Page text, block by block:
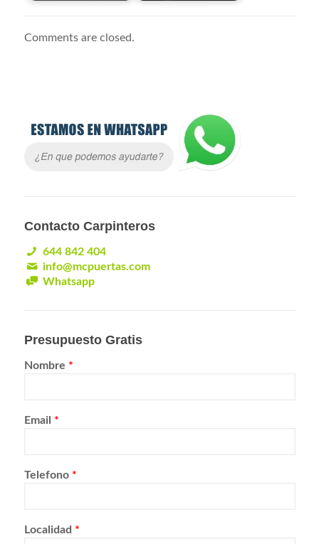
Comments are closed.
Contacto Carpinteros
644 842 404
info@mcpuertas.com
Whatsapp
Presupuesto Gratis
Nombre *
Email *
Telefono *
Localidad *